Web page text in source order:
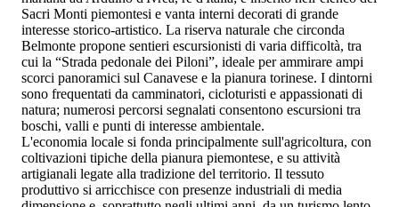
Sacri Monti piemontesi e vanta interni decorati di grande
interesse storico-artistico. La riserva naturale che circonda
Belmonte propone sentieri escursionisti di varia difficoltà, tra
cui la “Strada pedonale dei Piloni”, ideale per ammirare ampi
scorci panoramici sul Canavese e la pianura torinese. I dintorni
sono frequentati da camminatori, cicloturisti e appassionati di
natura; numerosi percorsi segnalati consentono escursioni tra
boschi, valli e punti di interesse ambientale.​
L'economia locale si fonda principalmente sull'agricoltura, con
coltivazioni tipiche della pianura piemontese, e su attività
artigianali legate alla tradizione del territorio. Il tessuto
produttivo si arricchisce con presenze industriali di media